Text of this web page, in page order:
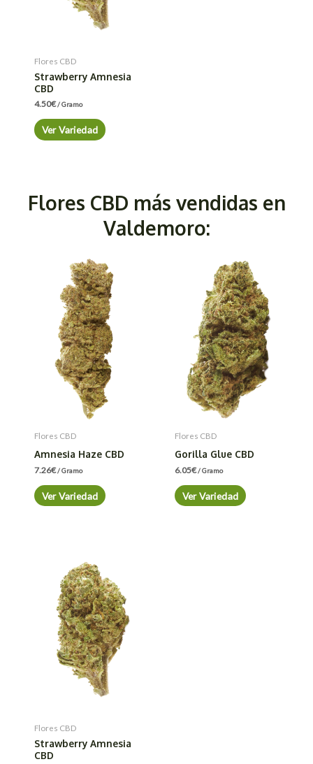
Flores CBD
Strawberry Amnesia
CBD
4.50€/ Gramo
Ver Variedad
Flores CBD más vendidas en
Valdemoro:
Flores CBD
Amnesia Haze CBD
7.26€/ Gramo
Ver Variedad
Flores CBD
Gorilla Glue CBD
6.05€/ Gramo
Ver Variedad
Flores CBD
Strawberry Amnesia
CBD